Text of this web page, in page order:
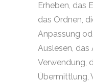
Erheben, das
das Ordnen,
Anpassung
Auslesen, das
Verwendung,
Übermittlung,